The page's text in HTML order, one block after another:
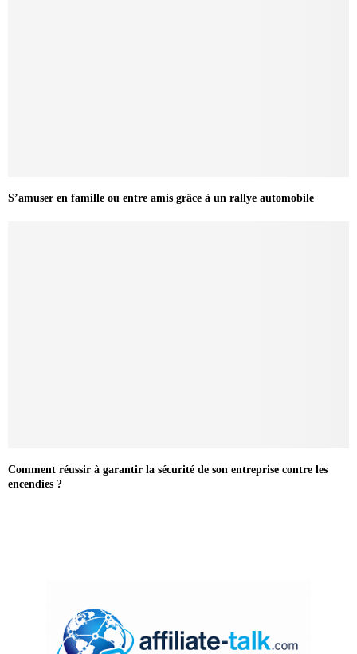
S’amuser en famille ou entre amis grâce à un rallye automobile
Comment réussir à garantir la sécurité de son entreprise contre les
encendies ?